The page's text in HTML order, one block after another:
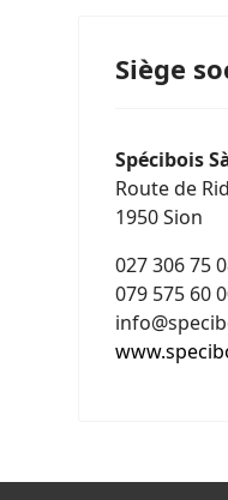
Siège
Spécibois
Route de
1950 Sion
027 306 75
079 575 60